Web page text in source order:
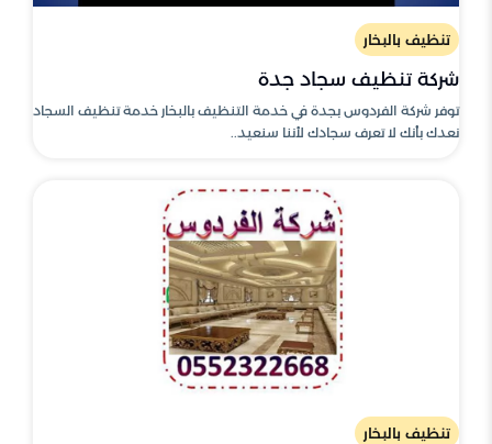
تنظيف بالبخار
شركة تنظيف سجاد جدة
توفر شركة الفردوس بجدة في خدمة التنظيف بالبخار خدمة تنظيف السجاد
نعدك بأنك لا تعرف سجادك لأننا سنعيد..
تنظيف بالبخار